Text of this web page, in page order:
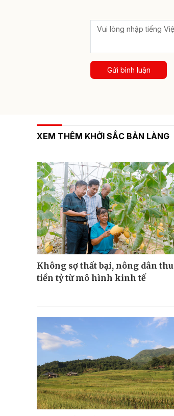
Gửi bình luận
XEM THÊM KHỞI SẮC BẢN LÀNG
Không sợ thất bại, nông dân thu
tiền tỷ từ mô hình kinh tế